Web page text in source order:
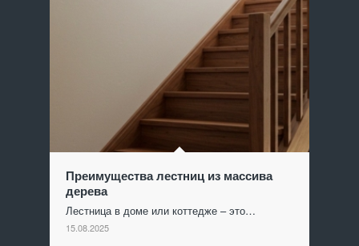
Преимущества лестниц из массива
дерева
Лестница в доме или коттедже – это…
15.08.2025